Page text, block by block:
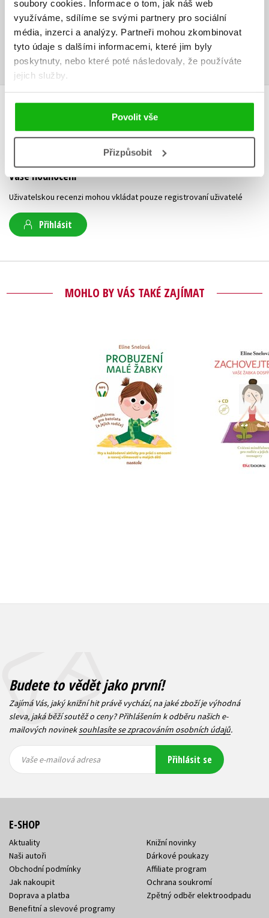
soubory cookies.
Informace o tom, jak náš web
využíváme, sdílíme se svými partnery pro sociální
média, inzerci a analýzy. Partneři mohou zkombinovat
tyto údaje s dalšími informacemi, které jim byly
poskytnuty, nebo které poté následovaly, že používáte
jejich služby.
Povolit vše
Přizpůsobit
Ke stažení
ZIP Příloha.zip PDF Ukázka.pdf
HODNOCENÍ ČTENÁŘŮ
V současné době nejsou vytvořena žádná uživatelská hodnocení.
Vaše hodnocení
Uživatelskou recenzi mohou vkládat pouze registrovaní uživatelé
Přihlásit
MOHLO BY VÁS TAKÉ ZAJÍMAT
Probuzení malé
žabky
Eline Snelová
Do košíku
vaše
Eline
Do
Budete to vědět jako první!
Zajímá Vás, jaký knižní hit právě vychází, na jaké zboží je výhodná
sleva, jaká běží soutěž o ceny? Přihlášením k odběru našich e-
mailových novineksouhlasíte se zpracováním osobních údajů.
mailová
mailová
Vaše e-mailová adresa Přihlásit se
E-SHOP
Aktuality
Naši autoři
Obchodní podmínky
Jak nakoupit
Doprava a platba
Benefitní a slevové programy
Knižní novinky
Dárkové poukazy
Affiliate program
Ochrana soukromí
Zpětný odběr elektroodpadu